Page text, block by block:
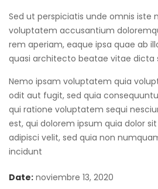
Sed ut perspiciatis unde omnis iste
voluptatem accusantium
rem aperiam, eaque ipsa quae ab
quasi architecto beatae vitae dicta
Nemo ipsam voluptatem quia
odit aut fugit, sed quia
qui ratione voluptatem sequi
est, qui dolorem ipsum quia dolor
adipisci velit, sed quia non
incidunt
Date: noviembre 13, 2020